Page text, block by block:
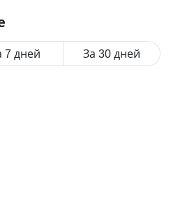
7 дней За 30 дней